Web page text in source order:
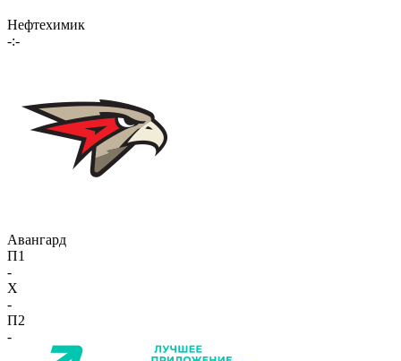
Нефтехимик
-:-
Авангард
П1
-
X
-
П2
-